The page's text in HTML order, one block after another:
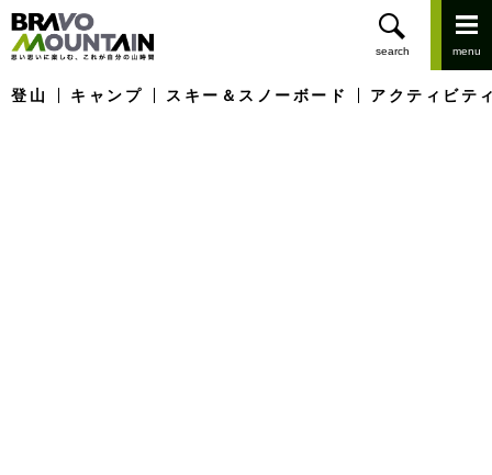
登山 キャンプ スキー＆スノーボード アクティビテ